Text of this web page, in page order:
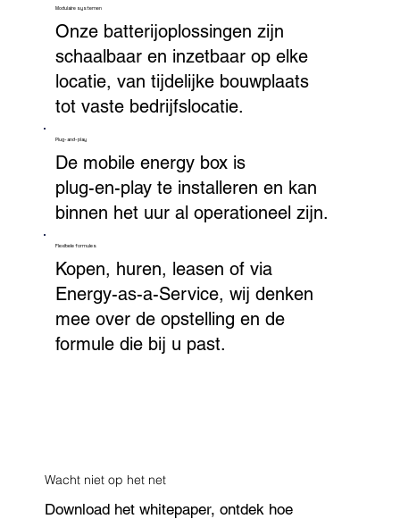
Modulaire systemen
Onze batterijoplossingen zijn
schaalbaar en inzetbaar op elke
locatie, van tijdelijke bouwplaats
tot vaste bedrijfslocatie.
Plug-and-play
De mobile energy box is
plug-en-play te installeren en kan
binnen het uur al operationeel zijn.
Flexibele formules
Kopen, huren, leasen of via
Energy-as-a-Service, wij denken
mee over de opstelling en de
formule die bij u past.
Wacht niet op het net
Download het whitepaper, ontdek hoe